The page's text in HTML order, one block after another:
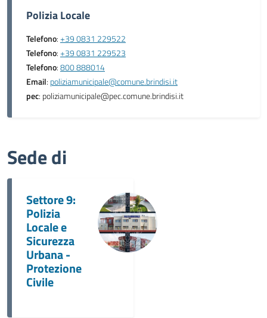
Polizia Locale
Telefono:+39 0831 229522
Telefono:+39 0831 229523
Telefono:800 888014
Email: poliziamunicipale@comune.brindisi.it
pec: poliziamunicipale@pec.comune.brindisi.it
Sede di
Settore 9:
Polizia
Locale e
Sicurezza
Urbana -
Protezione
Civile